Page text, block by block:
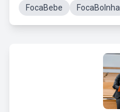
FocaBebe
FocaBolnha